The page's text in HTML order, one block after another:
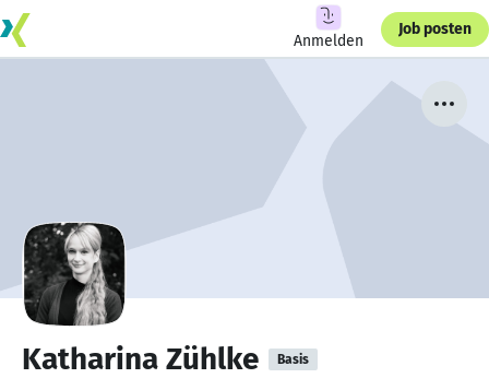
Anmelden
Job posten
Katharina Zühlke Basis